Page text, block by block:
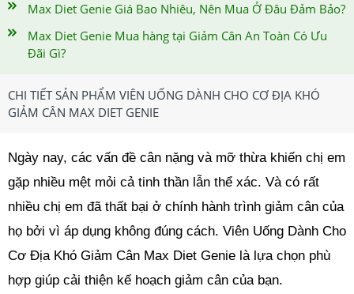
Max Diet Genie Giá Bao Nhiêu, Nên Mua Ở Đâu Đảm Bảo?
Max Diet Genie Mua hàng tại Giảm Cân An Toàn Có Ưu
Đãi Gì?
CHI TIẾT SẢN PHẨM VIÊN UỐNG DÀNH CHO CƠ ĐỊA KHÓ
GIẢM CÂN MAX DIET GENIE
Ngày nay, các vấn đề cân nặng và mỡ thừa khiến chị em
gặp nhiều mệt mỏi cả tinh thần lẫn thể xác. Và có rất
nhiều chị em đã thất bại ở chính hành trình giảm cân của
họ bởi vì áp dụng không đúng cách. Viên Uống Dành Cho
Cơ Địa Khó Giảm Cân Max Diet Genie là lựa chọn phù
hợp giúp cải thiện kế hoạch giảm cân của bạn.